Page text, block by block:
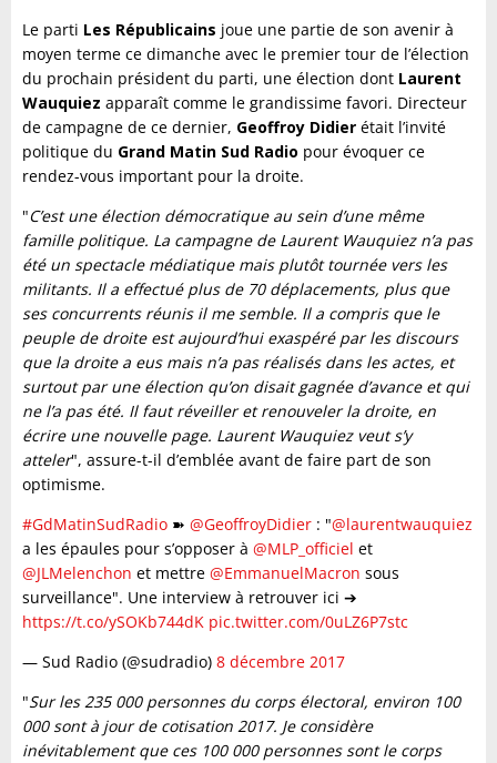
Le parti Les Républicains joue une partie de son avenir à
moyen terme ce dimanche avec le premier tour de l’élection
du prochain président du parti, une élection dont Laurent
Wauquiez apparaît comme le grandissime favori. Directeur
de campagne de ce dernier, Geoffroy Didier était l’invité
politique du Grand Matin Sud Radio pour évoquer ce
rendez-vous important pour la droite.
"C’est une élection démocratique au sein d’une même
famille politique. La campagne de Laurent Wauquiez n’a pas
été un spectacle médiatique mais plutôt tournée vers les
militants. Il a effectué plus de 70 déplacements, plus que
ses concurrents réunis il me semble. Il a compris que le
peuple de droite est aujourd’hui exaspéré par les discours
que la droite a eus mais n’a pas réalisés dans les actes, et
surtout par une élection qu’on disait gagnée d’avance et qui
ne l’a pas été. Il faut réveiller et renouveler la droite, en
écrire une nouvelle page. Laurent Wauquiez veut s’y
atteler", assure-t-il d’emblée avant de faire part de son
optimisme.
#GdMatinSudRadio ➽ @GeoffroyDidier : "@laurentwauquiez
a les épaules pour s’opposer à @MLP_officiel et
@JLMelenchon et mettre @EmmanuelMacron sous
surveillance". Une interview à retrouver ici ➔
https://t.co/ySOKb744dK pic.twitter.com/0uLZ6P7stc
— Sud Radio (@sudradio) 8 décembre 2017
"Sur les 235 000 personnes du corps électoral, environ 100
000 sont à jour de cotisation 2017. Je considère
inévitablement que ces 100 000 personnes sont le corps